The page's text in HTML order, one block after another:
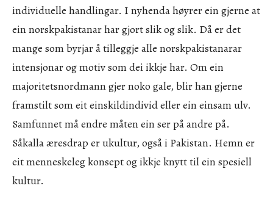
individuelle handlingar. I nyhenda høyrer ein gjerne at
ein norskpakistanar har gjort slik og slik. Då er det
mange som byrjar å tilleggje alle norskpakistanarar
intensjonar og motiv som dei ikkje har. Om ein
majoritetsnordmann gjer noko gale, blir han gjerne
framstilt som eit einskildindivid eller ein einsam ulv.
Samfunnet må endre måten ein ser på andre på.
Såkalla æresdrap er ukultur, også i Pakistan. Hemn er
eit menneskeleg konsept og ikkje knytt til ein spesiell
kultur.